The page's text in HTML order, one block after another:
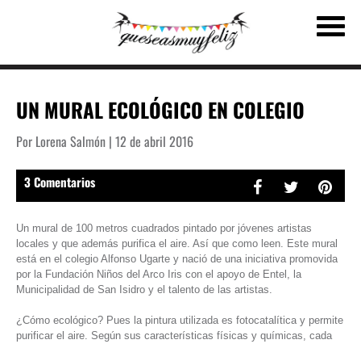
UN MURAL ECOLÓGICO EN COLEGIO
Por Lorena Salmón | 12 de abril 2016
3 Comentarios
Un mural de 100 metros cuadrados pintado por jóvenes artistas
locales y que además purifica el aire. Así que como leen. Este mural
está en el colegio Alfonso Ugarte y nació de una iniciativa promovida
por la Fundación Niños del Arco Iris con el apoyo de Entel, la
Municipalidad de San Isidro y el talento de las artistas.
¿Cómo ecológico? Pues la pintura utilizada es fotocatalítica y permite
purificar el aire. Según sus características físicas y químicas, cada